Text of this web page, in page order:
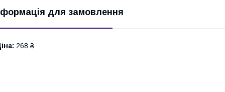
для замовлення
268 ₴